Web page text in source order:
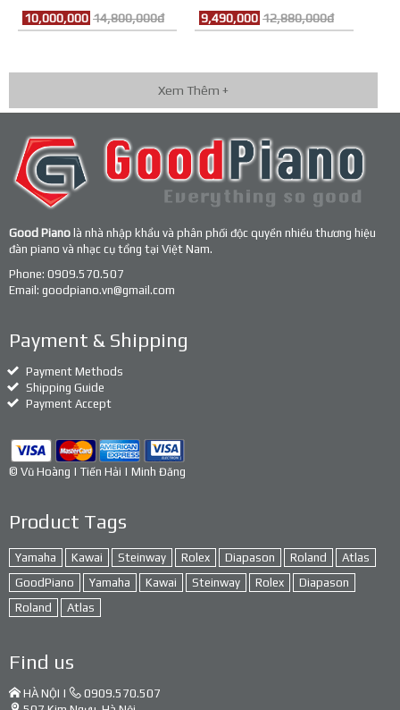
10,000,000 14,800,000đ
9,490,000 12,880,000đ
Xem Thêm +
Good Piano là nhà nhập khẩu và phân phối độc quyền nhiều thương hiệu
đàn piano và nhạc cụ tổng tại Việt Nam.
Phone: 0909.570.507
Email: goodpiano.vn@gmail.com
Payment & Shipping
Payment Methods
Shipping Guide
Payment Accept
© Vũ Hoàng | Tiến Hải | Minh Đăng
Product Tags
Yamaha Kawai Steinway Rolex Diapason Roland
Atlas
GoodPiano
Yamaha Kawai Steinway Rolex
Diapason
Roland
Atlas
Find us
HÀ NỘI |
0909.570.507